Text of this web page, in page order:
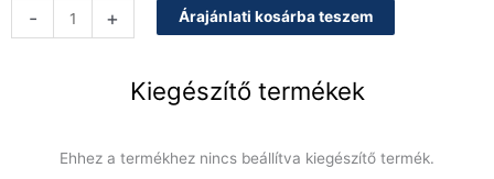
-
Elektronikusan
működtetett
+ Árajánlati kosárba teszem
Kiegészítő termékek
Ehhez a termékhez nincs beállítva kiegészítő termék.